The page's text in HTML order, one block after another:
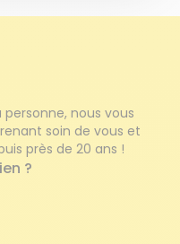
personne, nous vous
soin de vous et
près de 20 ans !
?